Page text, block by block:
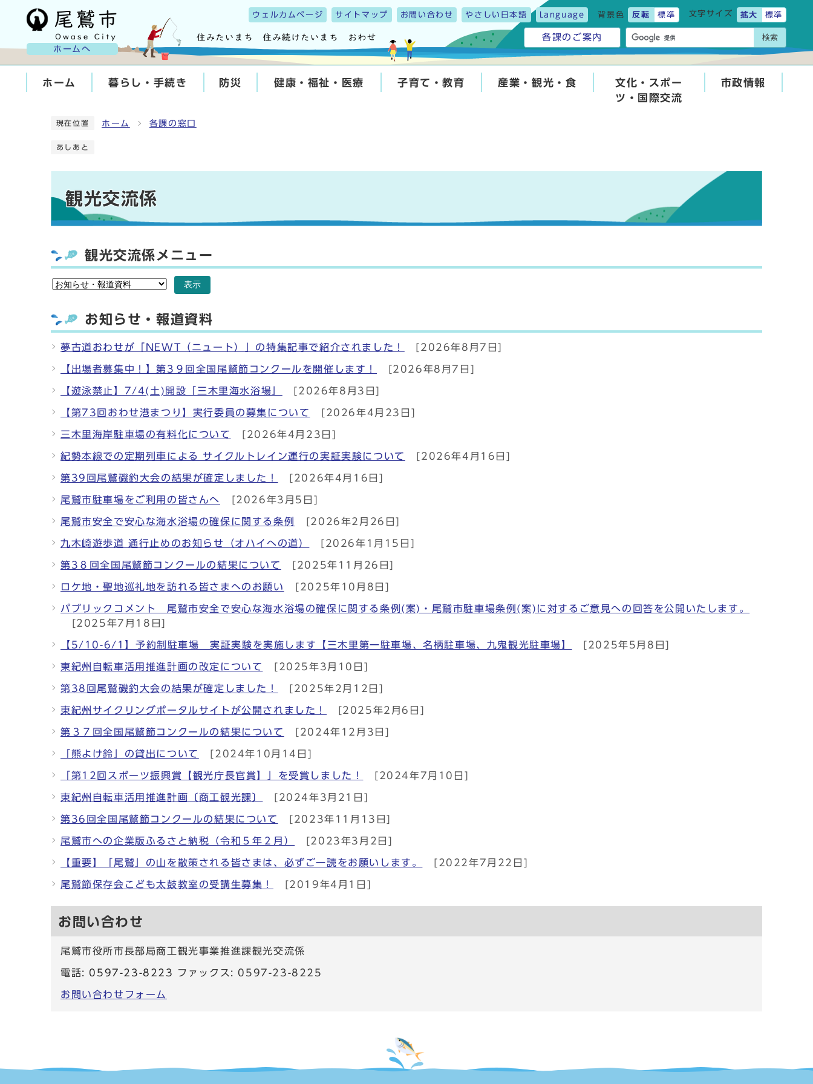
ホームへ
ウェルカムページ サイトマップ お問い合わせ やさしい日本語 Language 背景色 反転 標準 文字サイズ 拡大 標準
各課のご案内 検索
ホーム 暮らし・手続き 防災 健康・福祉・医療 子育て・教育 産業・観光・食
文化・スポー
ツ・国際交流
市政情報
現在位置 ホーム 各課の窓口
あしあと
観光交流係
観光交流係メニュー
表示
お知らせ・報道資料
夢古道おわせが「NEWT（ニュート）」の特集記事で紹介されました！ [2026年8月7日]
【出場者募集中！】第3９回全国尾鷲節コンクールを開催します！ [2026年8月7日]
【遊泳禁止】7/4(土)開設「三木里海水浴場」 [2026年8月3日]
【第73回おわせ港まつり】実行委員の募集について [2026年4月23日]
三木里海岸駐車場の有料化について [2026年4月23日]
紀勢本線での定期列車による サイクルトレイン運行の実証実験について [2026年4月16日]
第39回尾鷲磯釣大会の結果が確定しました！ [2026年4月16日]
尾鷲市駐車場をご利用の皆さんへ [2026年3月5日]
尾鷲市安全で安心な海水浴場の確保に関する条例 [2026年2月26日]
九木崎遊歩道 通行止めのお知らせ（オハイへの道） [2026年1月15日]
第3８回全国尾鷲節コンクールの結果について [2025年11月26日]
ロケ地・聖地巡礼地を訪れる皆さまへのお願い [2025年10月8日]
パブリックコメント 尾鷲市安全で安心な海水浴場の確保に関する条例(案)・尾鷲市駐車場条例(案)に対するご意見への回答を公開いたします。
[2025年7月18日]
【5/10-6/1】予約制駐車場 実証実験を実施します【三木里第一駐車場、名柄駐車場、九鬼観光駐車場】 [2025年5月8日]
東紀州自転車活用推進計画の改定について [2025年3月10日]
第38回尾鷲磯釣大会の結果が確定しました！ [2025年2月12日]
東紀州サイクリングポータルサイトが公開されました！ [2025年2月6日]
第３７回全国尾鷲節コンクールの結果について [2024年12月3日]
「熊よけ鈴」の貸出について [2024年10月14日]
「第12回スポーツ振興賞【観光庁長官賞】」を受賞しました！ [2024年7月10日]
東紀州自転車活用推進計画〔商工観光課〕 [2024年3月21日]
第36回全国尾鷲節コンクールの結果について [2023年11月13日]
尾鷲市への企業版ふるさと納税（令和５年２月） [2023年3月2日]
【重要】「尾鷲」の山を散策される皆さまは、必ずご一読をお願いします。 [2022年7月22日]
尾鷲節保存会こども太鼓教室の受講生募集！ [2019年4月1日]
お問い合わせ
尾鷲市役所市長部局商工観光事業推進課観光交流係
電話: 0597-23-8223 ファックス: 0597-23-8225
お問い合わせフォーム